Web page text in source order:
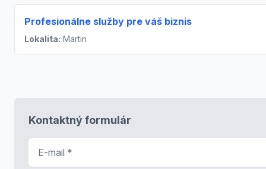
Profesionálne služby pre váš biznis
Lokalita: Martin
Kontaktný formulár